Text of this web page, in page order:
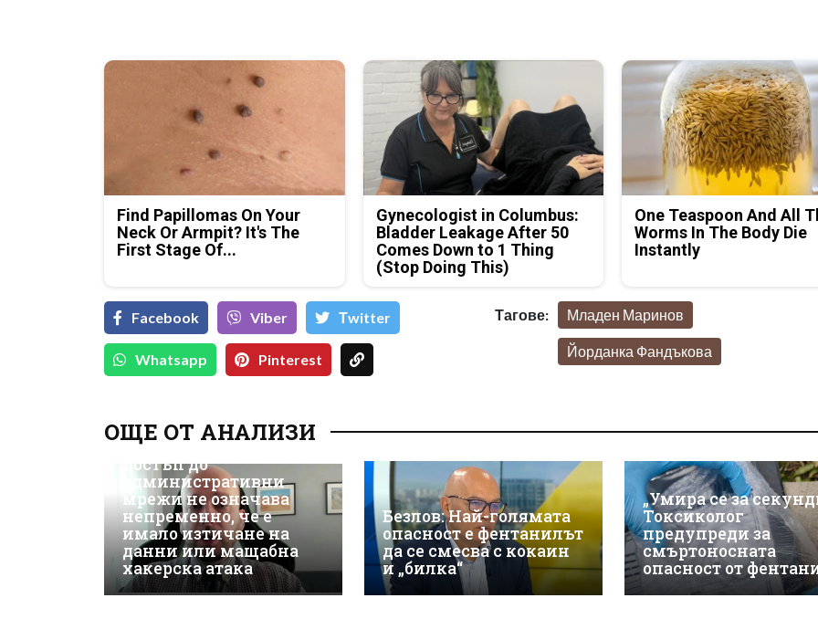
Find Papillomas On Your
Neck Or Armpit? It's The
First Stage Of...
Gynecologist in Columbus:
Bladder Leakage After 50
Comes Down to 1 Thing
(Stop Doing This)
One Teaspoon And All
Worms In The Body Die
Instantly
Facebook Viber Тwitter
Whatsapp Pinterest
Тагове: Младен Маринов
Йорданка Фандъкова
ОЩЕ ОТ АНАЛИЗИ
киберсигурност:
Неоторизираният
достъп до
административни
мрежи не означава
непременно, че е
имало изтичане на
данни или мащабна
хакерска атака
Безлов: Най-голямата
опасност е фентанилът
да се смесва с кокаин
и „билка“
„Умира се за
Токсиколог
предупреди за
смъртоносната
опасност от